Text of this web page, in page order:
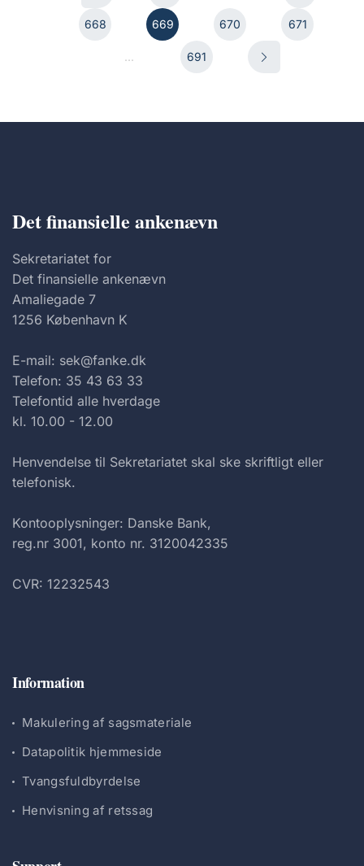
668 669 670 671
... 691
Det finansielle ankenævn
Sekretariatet for
Det finansielle ankenævn
Amaliegade 7
1256 København K
E-mail: sek@fanke.dk
Telefon: 35 43 63 33
Telefontid alle hverdage
kl. 10.00 - 12.00
Henvendelse til Sekretariatet skal ske skriftligt eller
telefonisk.
Kontooplysninger: Danske Bank,
reg.nr 3001, konto nr. 3120042335
CVR: 12232543
Information
Makulering af sagsmateriale
Datapolitik hjemmeside
Tvangsfuldbyrdelse
Henvisning af retssag